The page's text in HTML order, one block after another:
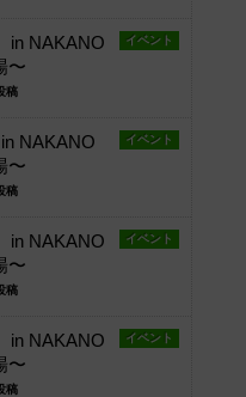
イベント
in NAKANO
〜
稿
イベント
NAKANO
〜
稿
イベント
in NAKANO
〜
稿
イベント
in NAKANO
〜
稿